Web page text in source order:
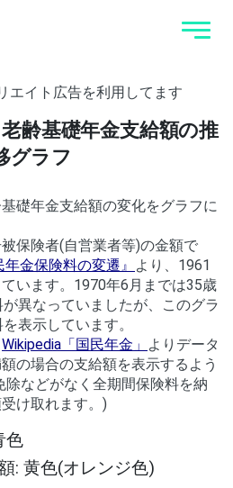
エイト広告を利用してます
齢基礎年金支給額の推
グラフ
礎年金支給額の変化をグラフに
保険者(自営業者等)の金額で
金保険料の変遷』 より、1961
います。1970年6月までは35歳
異なっていましたが、このグラ
表示しています。
Wikipedia「国民年金」 よりデータ
の場合の支給額を表示するよう
などがなく全期間保険料を納
け取れます。)
色
: 黄色(オレンジ色)